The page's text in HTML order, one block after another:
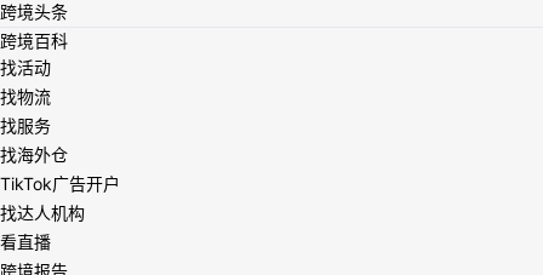
跨境头条
跨境百科
找活动
找物流
找服务
找海外仓
TikTok广告开户
找达人机构
看直播
跨境报告